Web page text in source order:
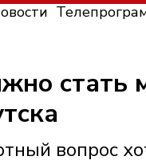
стать
вопрос